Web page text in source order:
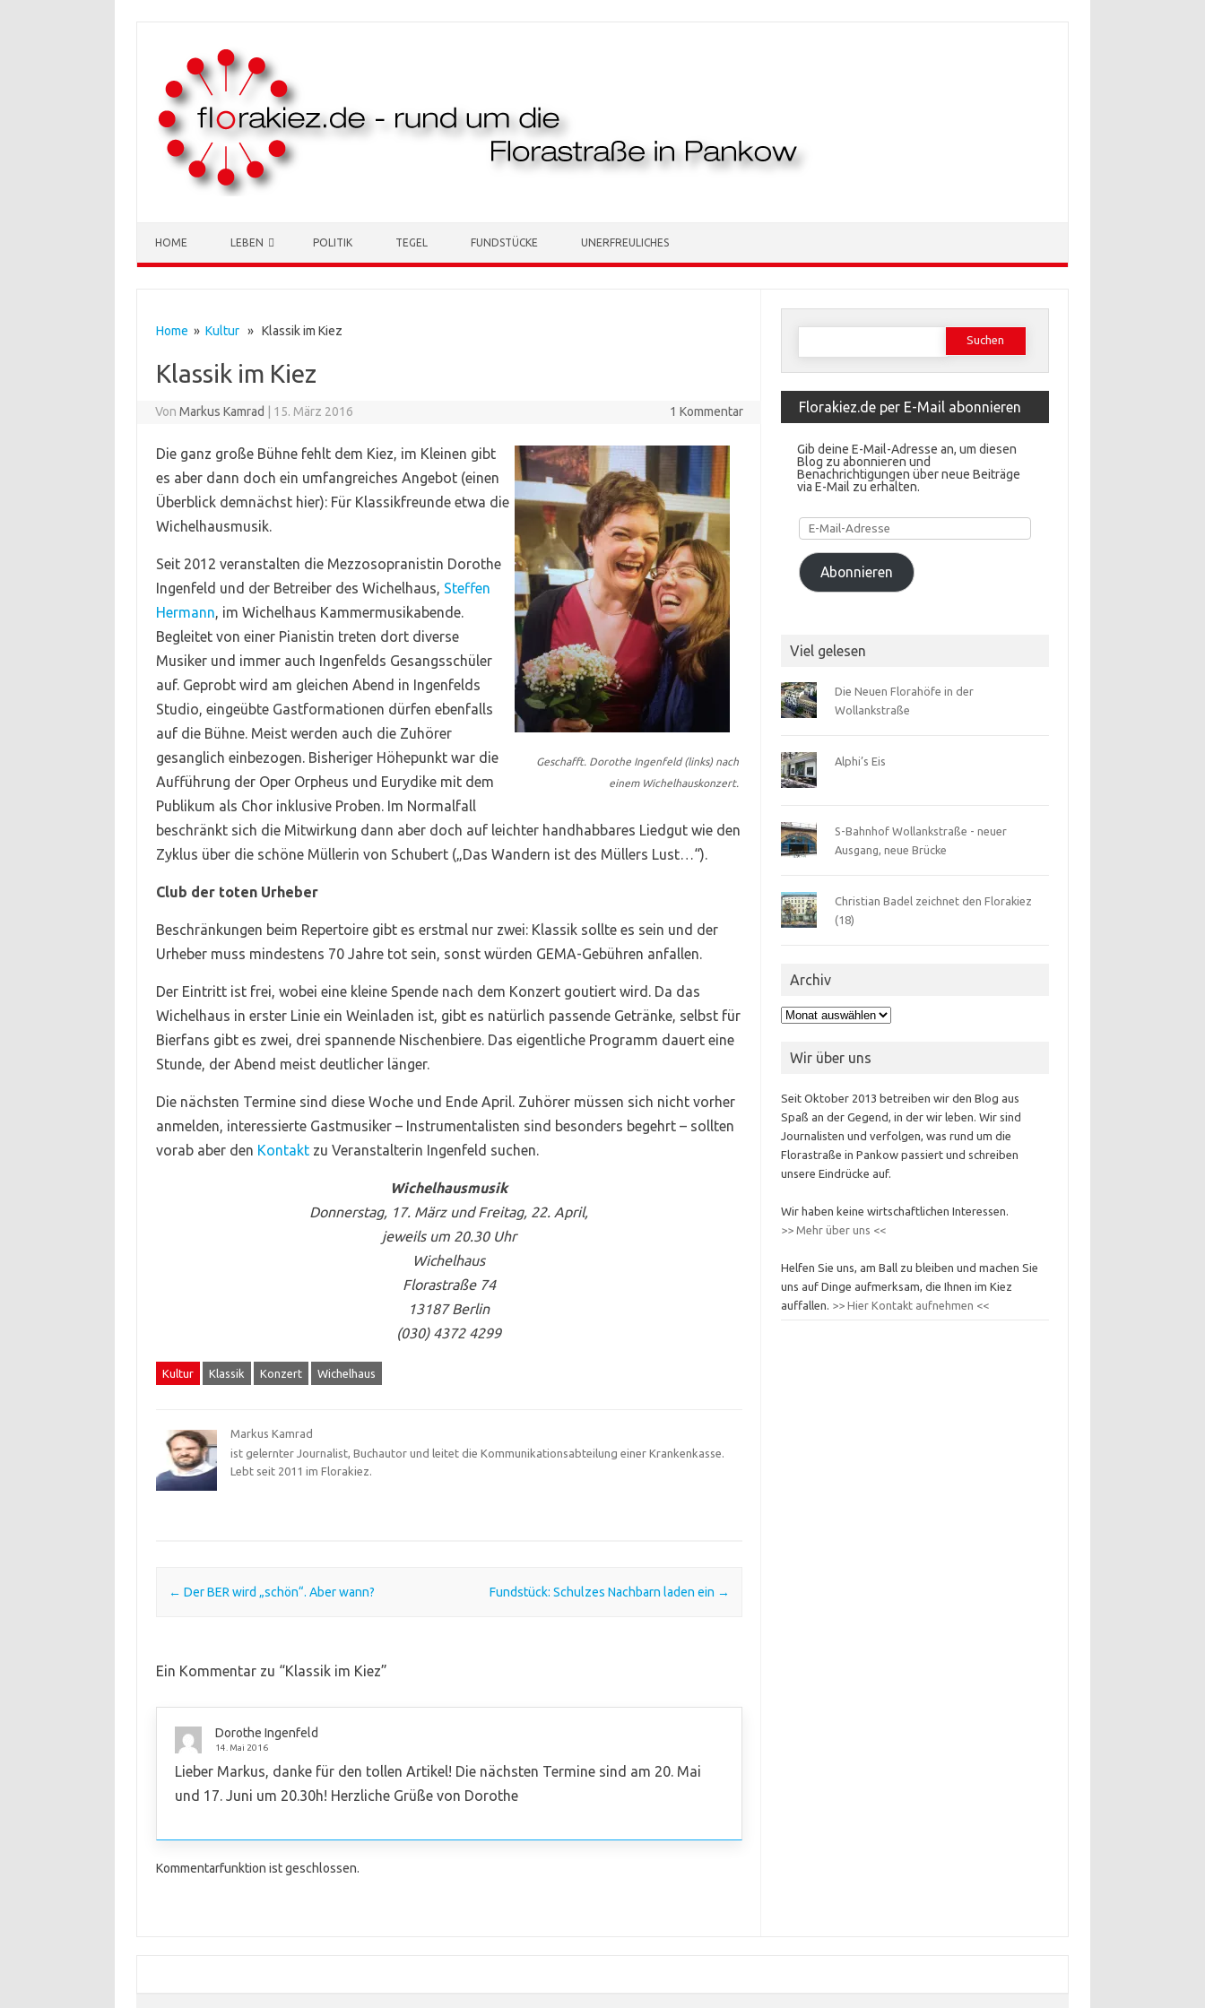
HOME LEBEN POLITIK TEGEL FUNDSTÜCKE UNERFREULICHES
Home » Kultur» Klassik im Kiez
Klassik im Kiez
VonMarkus Kamrad 15. März 2016 1 Kommentar
Geschafft. Dorothe Ingenfeld (links) nach
einem Wichelhauskonzert.
Die ganz große Bühne fehlt dem Kiez, im Kleinen gibt
es aber dann doch ein umfangreiches Angebot (einen
Überblick demnächst hier): Für Klassikfreunde etwa die
Wichelhausmusik.
Seit 2012 veranstalten die Mezzosopranistin Dorothe
Ingenfeld und der Betreiber des Wichelhaus, Steffen
Hermann, im Wichelhaus Kammermusikabende.
Begleitet von einer Pianistin treten dort diverse
Musiker und immer auch Ingenfelds Gesangsschüler
auf. Geprobt wird am gleichen Abend in Ingenfelds
Studio, eingeübte Gastformationen dürfen ebenfalls
auf die Bühne. Meist werden auch die Zuhörer
gesanglich einbezogen. Bisheriger Höhepunkt war die
Aufführung der Oper Orpheus und Eurydike mit dem
Publikum als Chor inklusive Proben. Im Normalfall
beschränkt sich die Mitwirkung dann aber doch auf leichter handhabbares Liedgut wie den
Zyklus über die schöne Müllerin von Schubert („Das Wandern ist des Müllers Lust…“).
Club der toten Urheber
Beschränkungen beim Repertoire gibt es erstmal nur zwei: Klassik sollte es sein und der
Urheber muss mindestens 70 Jahre tot sein, sonst würden GEMA-Gebühren anfallen.
Der Eintritt ist frei, wobei eine kleine Spende nach dem Konzert goutiert wird. Da das
Wichelhaus in erster Linie ein Weinladen ist, gibt es natürlich passende Getränke, selbst für
Bierfans gibt es zwei, drei spannende Nischenbiere. Das eigentliche Programm dauert eine
Stunde, der Abend meist deutlicher länger.
Die nächsten Termine sind diese Woche und Ende April. Zuhörer müssen sich nicht vorher
anmelden, interessierte Gastmusiker – Instrumentalisten sind besonders begehrt – sollten
vorab aber den Kontaktzu Veranstalterin Ingenfeld suchen.
Wichelhausmusik
Donnerstag, 17. März undFreitag, 22. April,
jeweils um 20.30 Uhr
Wichelhaus
Florastraße 74
13187 Berlin
(030) 4372 4299
Kultur Klassik Konzert Wichelhaus
Markus Kamrad
ist gelernter Journalist, Buchautor und leitet die Kommunikationsabteilung einer Krankenkasse.
Lebt seit 2011 im Florakiez.
Post navigation
← Der BER wird „schön“. Aber wann? Fundstück: Schulzes Nachbarn laden ein →
Ein Kommentar zu “Klassik im Kiez”
Dorothe Ingenfeld
14. Mai 2016
Lieber Markus, danke für den tollen Artikel! Die nächsten Termine sind am 20. Mai
und 17. Juni um 20.30h! Herzliche Grüße von Dorothe
Kommentarfunktion ist geschlossen.
Suchen
Florakiez.de per E-Mail abonnieren
Gib deine E-Mail-Adresse an, um diesen
Blog zu abonnieren und
Benachrichtigungen über neue Beiträge
via E-Mail zu erhalten.
E-
Mail-
Adresse
Abonnieren
Viel gelesen
Die Neuen Florahöfe in der
Wollankstraße
Alphi’s Eis
S-Bahnhof Wollankstraße - neuer
Ausgang, neue Brücke
Christian Badel zeichnet den Florakiez
(18)
Archiv
Archiv
Wir über uns
Seit Oktober 2013 betreiben wir den Blog aus
Spaß an der Gegend, in der wir leben. Wir sind
Journalisten und verfolgen, was rund um die
Florastraße in Pankow passiert und schreiben
unsere Eindrücke auf.
Wir haben keine wirtschaftlichen Interessen.
>> Mehr über uns <<
Helfen Sie uns, am Ball zu bleiben und machen Sie
uns auf Dinge aufmerksam, die Ihnen im Kiez
auffallen. >> Hier Kontakt aufnehmen <<